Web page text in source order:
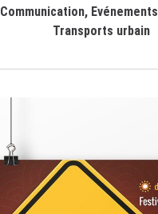
Communication, Evénements
Transports urbain